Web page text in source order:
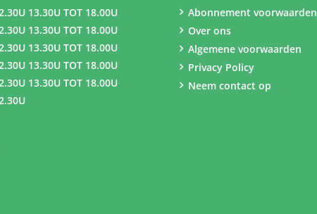
13.30U TOT 18.00U
13.30U TOT 18.00U
13.30U TOT 18.00U
13.30U TOT 18.00U
13.30U TOT 18.00U
Abonnement voorwaarden
Over ons
Algemene voorwaarden
Privacy Policy
Neem contact op